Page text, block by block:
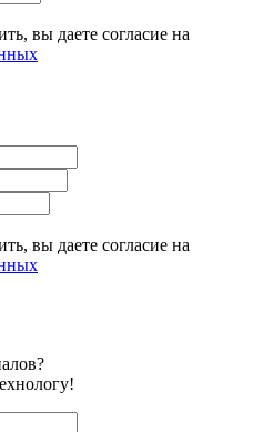
вы даете согласие на
вы даете согласие на